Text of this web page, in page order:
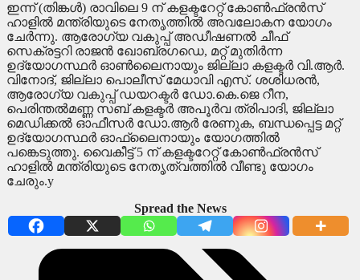
ഇന്ന് (തിങ്കള്‍) രാവിലെ 9 ന് കളക്ടറേറ്റ് കോണ്‍ഫ്രന്‍സ്
ഹാളില്‍ മന്ത്രിയുടെ നേതൃത്തില്‍ അവലോകന യോഗം
ചേര്‍ന്നു. ആരോഗ്യ വകുപ്പ് അഡീഷണല്‍ ചീഫ്
സെക്രട്ടറി രാജന്‍ ഖോബ്രഗഡെ, മറ്റ് മുതിര്‍ന്ന
ഉദ്യോഗസ്ഥര്‍ ഓണ്‍ലൈനായും ജില്ലാ കളക്ടര്‍ വി.ആര്‍.
വിനോദ്, ജില്ലാ പൊലീസ് മേധാവി എസ്. ശശിധരന്‍,
ആരോഗ്യ വകുപ്പ് ഡയറക്ടര്‍ ഡോ.കെ.ജെ റീന,
പെരിന്തല്‍മണ്ണ സബ് കളക്ടര്‍ അപൂര്‍വ ത്രിപാദി, ജില്ലാ
മെഡിക്കല്‍ ഓഫീസര്‍ ഡോ.ആര്‍ രേണുക, ബന്ധപ്പെട്ട മറ്റ്
ഉദ്യോഗസ്ഥര്‍ ഓഫ്‌ലൈനായും യോഗത്തില്‍
പങ്കെടുത്തു. വൈകീട്ട് 5 ന് കളക്ടറേറ്റ് കോണ്‍ഫ്രന്‍സ്
ഹാളില്‍ മന്ത്രിയുടെ നേതൃത്വത്തില്‍ വീണ്ടു യോഗം
ചേരും.y
Spread the News